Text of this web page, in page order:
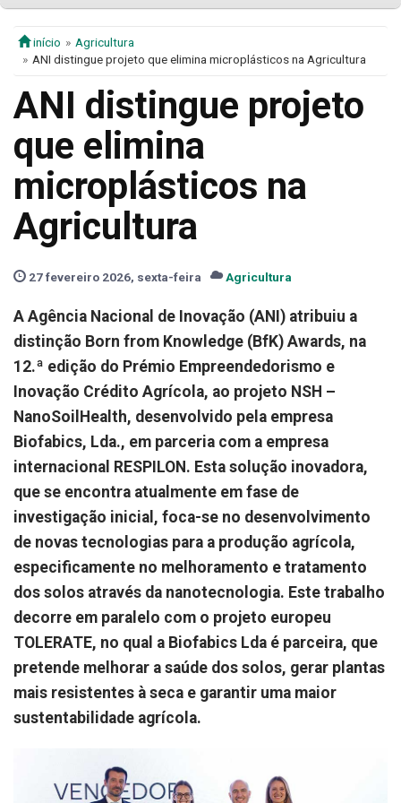
início
Agricultura
ANI distingue projeto que elimina microplásticos na Agricultura
ANI distingue projeto
que elimina
microplásticos na
Agricultura
27 fevereiro 2026, sexta-feira Agricultura
A Agência Nacional de Inovação (ANI) atribuiu a
distinção Born from Knowledge (BfK) Awards, na
12.ª edição do Prémio Empreendedorismo e
Inovação Crédito Agrícola, ao projeto NSH –
NanoSoilHealth, desenvolvido pela empresa
Biofabics, Lda., em parceria com a empresa
internacional RESPILON. Esta solução inovadora,
que se encontra atualmente em fase de
investigação inicial, foca-se no desenvolvimento
de novas tecnologias para a produção agrícola,
especificamente no melhoramento e tratamento
dos solos através da nanotecnologia. Este trabalho
decorre em paralelo com o projeto europeu
TOLERATE, no qual a Biofabics Lda é parceira, que
pretende melhorar a saúde dos solos, gerar plantas
mais resistentes à seca e garantir uma maior
sustentabilidade agrícola.